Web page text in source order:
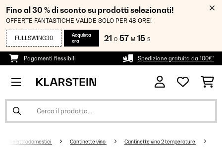
Fino al 30 % di sconto su prodotti selezionati!
OFFERTE FANTASTICHE VALIDE SOLO PER 48 ORE!
FULLSWING30
Acquista
ora
21 O 57 M 15 S
Pagamenti flessibili Spedizione gratuita da 100€*
elettrodomestici Cantinette vino Cantinette vino 2 temperature